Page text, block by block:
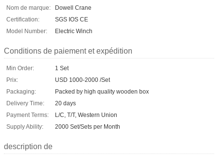
Nom de marque:
Dowell Crane
Certification:
SGS IOS CE
Model Number:
Electric Winch
Conditions de paiement et expédition
Min Order:
1 Set
Prix:
USD 1000-2000 /Set
Packaging:
Packed by high quality wooden box
Delivery Time:
20 days
Payment Terms:
L/C, T/T, Western Union
Supply Ability:
2000 Set/Sets per Month
description de